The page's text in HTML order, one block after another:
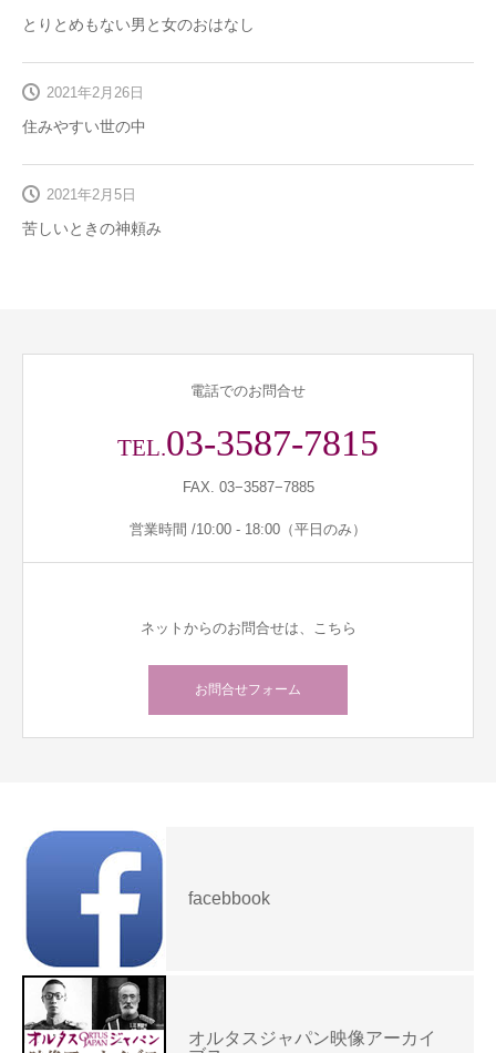
とりとめもない男と女のおはなし
住みやすい世の中
2021年2月26日
苦しいときの神頼み
2021年2月5日
電話でのお問合せ
TEL.03-3587-7815
FAX. 03−3587−7885
営業時間 /10:00 - 18:00（平日のみ）
ネットからのお問合せは、こちら
お問合せフォーム
facebbook
オルタスジャパン映像アーカイ